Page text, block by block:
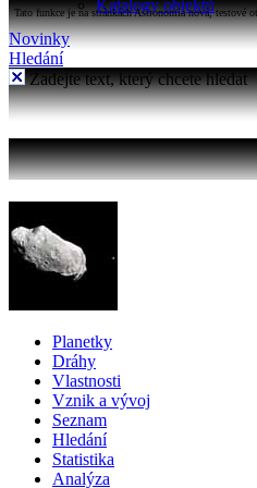
Katalogy objektů
Tato funkce je na stránkách Astronomia nová, testové
Novinky
Hledání
Zadejte text, který chcete hledat
Planetky
Dráhy
Vlastnosti
Vznik a vývoj
Seznam
Hledání
Statistika
Analýza